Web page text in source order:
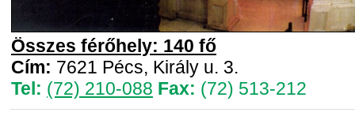
Összes férőhely: 140 fő
Cím: 7621 Pécs, Király u. 3.
Tel: (72) 210-088 Fax: (72) 513-212